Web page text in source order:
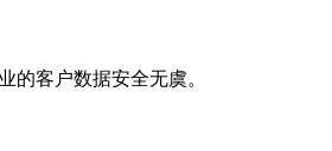
的客户数据安全无虞。